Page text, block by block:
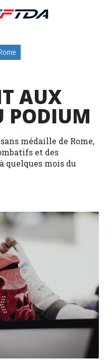
AUX
PODIUM
médaille de Rome,
et des
quelques mois du